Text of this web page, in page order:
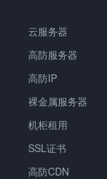
云服务器
高防服务器
高防IP
裸金属服务器
机柜租用
SSL证书
高防CDN